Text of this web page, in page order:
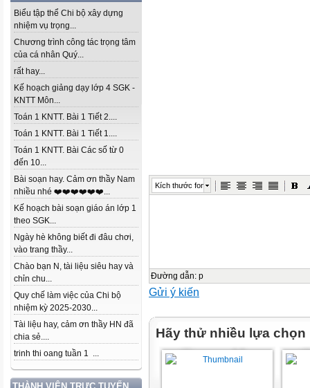
Biểu tập thể Chi bộ xây dựng
nhiệm vụ trọng...
Chương trình công tác trọng tâm
của cá nhân Quý...
rất hay...
Kế hoạch giảng dạy lớp 4 SGK -
KNTT Môn...
Toán 1 KNTT. Bài 1 Tiết 2....
Toán 1 KNTT. Bài 1 Tiết 1....
Toán 1 KNTT. Bài Các số từ 0
đến 10...
Bài soạn hay. Cảm ơn thầy Nam
nhiều nhé ❤️❤️❤️❤️❤️❤️...
Kế hoạch bài soạn giáo án lớp 1
theo SGK...
Ngày hè không biết đi đâu chơi,
vào trang thầy...
Chào bạn N, tài liệu siêu hay và
chỉn chu...
Quy chế làm việc của Chi bộ
nhiệm kỳ 2025-2030...
Tài liệu hay, cảm ơn thầy HN đã
chia sẻ....
trinh thi oang tuần 1 ...
Kích thước font
Đường dẫn: p
Gửi ý kiến
Hãy thử nhiều lựa chọn